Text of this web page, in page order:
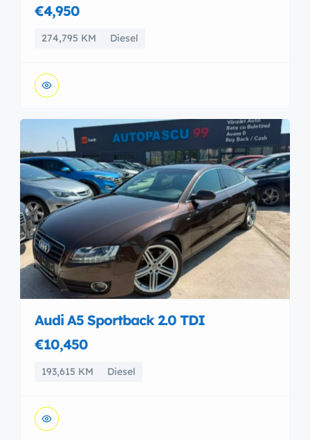
€4,950
274,795 KM Diesel
Audi A5 Sportback 2.0 TDI
€10,450
193,615 KM Diesel